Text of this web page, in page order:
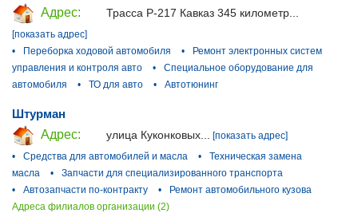
Адрес:
Трасса Р-217 Кавказ 345 километр...
[показать адрес]
•
Переборка ходовой автомобиля •
Ремонт электронных систем
управления и контроля авто
•
Специальное оборудование для
автомобиля
• ТО для авто • Автотюнинг
Штурман
Адрес:
улица Куконковых...
[показать адрес]
•
Средства для автомобилей и масла •
Техническая замена
масла
•
Запчасти для специализированного транспорта
•
Автозапчасти по-контракту •
Ремонт автомобильного кузова
Адреса филиалов организации (2)